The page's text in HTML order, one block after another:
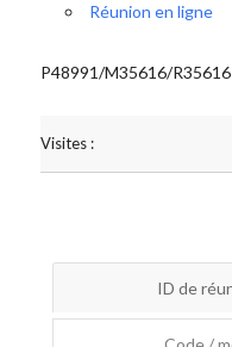
Réunion en ligne
P48991/M35616/R35616
Visites :
ID de